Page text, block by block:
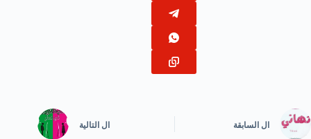
ال السابقة ال التالية